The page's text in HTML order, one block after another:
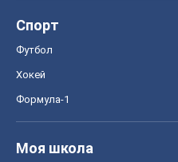
Спорт
Футбол
Хокей
Формула-1
Моя школа